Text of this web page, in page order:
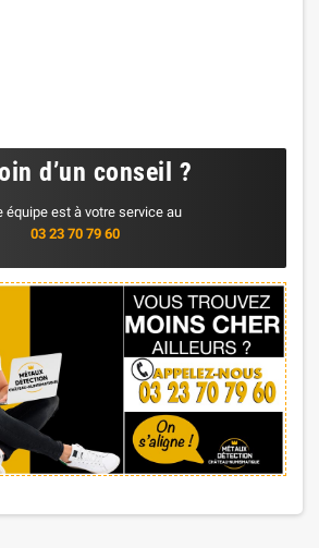
d’un conseil ?
équipe est à votre service au
03 23 70 79 60